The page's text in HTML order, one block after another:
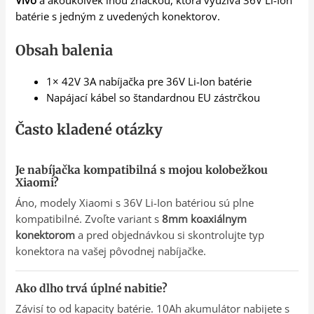
batérie s jedným z uvedených konektorov.
Obsah balenia
1× 42V 3A nabíjačka pre 36V Li-Ion batérie
Napájací kábel so štandardnou EU zástrčkou
Často kladené otázky
Je nabíjačka kompatibilná s mojou kolobežkou
Xiaomi?
Áno, modely Xiaomi s 36V Li-Ion batériou sú plne
kompatibilné. Zvoľte variant s8mm koaxiálnym
konektorom a pred objednávkou si skontrolujte typ
konektora na vašej pôvodnej nabíjačke.
Ako dlho trvá úplné nabitie?
Závisí to od kapacity batérie. 10Ah akumulátor nabijete s